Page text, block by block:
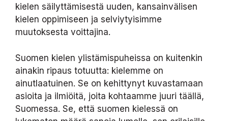
kielen säilyttämisestä uuden, kansainvälisen
kielen oppimiseen ja selviytyisimme
muutoksesta voittajina.
Suomen kielen ylistämispuheissa on kuitenkin
ainakin ripaus totuutta: kielemme on
ainutlaatuinen. Se on kehittynyt kuvastamaan
asioita ja ilmiöitä, joita kohtaamme juuri täällä,
Suomessa. Se, että suomen kielessä on